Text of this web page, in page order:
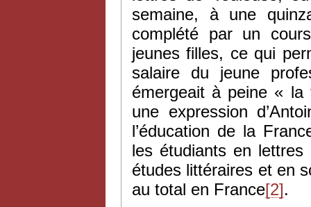
semaine, à une
complété par un
jeunes filles, ce qui
salaire du jeune
émergeait à peine « la
une expression
l’éducation de la
les étudiants en lettres
études littéraires et en
au total en France[2].